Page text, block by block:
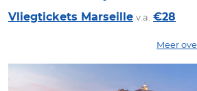
Vliegtickets Marseille v.a. €28
Meer